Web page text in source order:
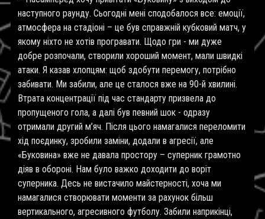
наступного раунду. Сьогодні мені сподобалося все: емоції,
атмосфера на стадіоні – це був справжній кубковий матч, у
якому ніхто не хотів програвати. Щодо гри - ми дуже
добре розпочали, створили хороший момент, мали швидкі
атаки. Я казав хлопцям: щоб здобути перемогу, потрібно
забивати. Ми забили, але це сталося вже на 90-й хвилині.
Втрата концентрації під час стандарту призвела до
пропущеного гола, а далі був певний шок - одразу
отримали другий м’яч. Після цього намагалися переломити
хід поєдинку, зробили заміни, додали в агресії, але
«Буковина» вже не давала простору – суперник грамотно
діяв в обороні. Нам було важко доходити до воріт
суперника. Десь не вистачило майстерності, хоча ми
намагалися створювати моменти за рахунок більш
вертикального, агресивного футболу. Забили наприкінці,